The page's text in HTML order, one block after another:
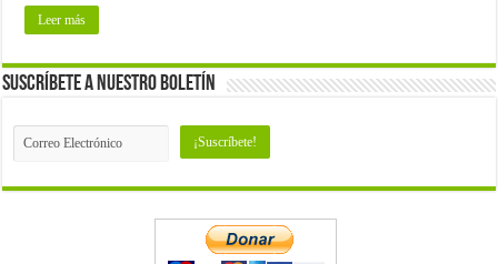
Leer más
Suscríbete a nuestro Boletín